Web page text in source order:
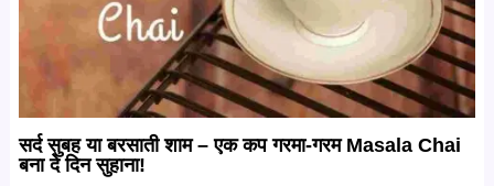
सर्द सुबह या बरसाती शाम – एक कप गरमा-गरम Masala Chai
बना दे दिन सुहाना!